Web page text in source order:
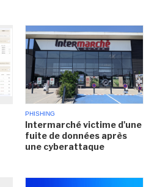
PHISHING
Intermarché victime d'une
fuite de données après
une cyberattaque